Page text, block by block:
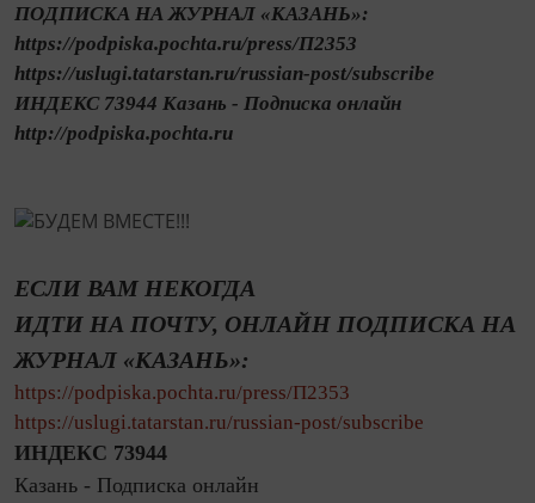
ПОДПИСКА НА ЖУРНАЛ «КАЗАНЬ»:
https://podpiska.pochta.ru/press/П2353
https://uslugi.tatarstan.ru/russian-post/subscribe
ИНДЕКС 73944 Казань - Подписка онлайн
http://podpiska.pochta.ru
ЕСЛИ ВАМ НЕКОГДА
ИДТИ НА ПОЧТУ, ОНЛАЙН ПОДПИСКА НА
ЖУРНАЛ «КАЗАНЬ»:
https://podpiska.pochta.ru/press/П2353
https://uslugi.tatarstan.ru/russian-post/subscribe
ИНДЕКС 73944
Казань - Подписка онлайн